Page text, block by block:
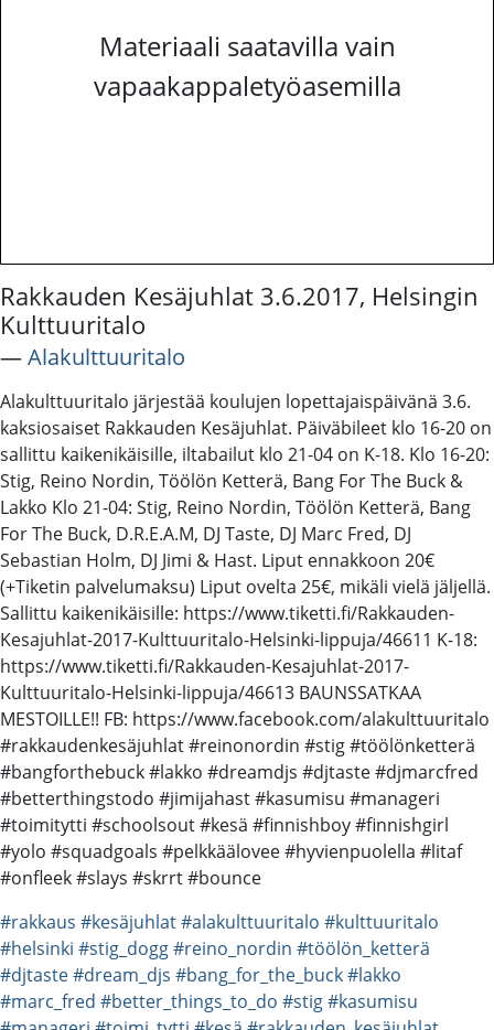
Materiaali saatavilla vain
vapaakappaletyöasemilla
Rakkauden Kesäjuhlat 3.6.2017, Helsingin
Kulttuuritalo
―Alakulttuuritalo
Alakulttuuritalo järjestää koulujen lopettajaispäivänä 3.6.
kaksiosaiset Rakkauden Kesäjuhlat. Päiväbileet klo 16-20 on
sallittu kaikenikäisille, iltabailut klo 21-04 on K-18. Klo 16-20:
Stig, Reino Nordin, Töölön Ketterä, Bang For The Buck &
Lakko Klo 21-04: Stig, Reino Nordin, Töölön Ketterä, Bang
For The Buck, D.R.E.A.M, DJ Taste, DJ Marc Fred, DJ
Sebastian Holm, DJ Jimi & Hast. Liput ennakkoon 20€
(+Tiketin palvelumaksu) Liput ovelta 25€, mikäli vielä jäljellä.
Sallittu kaikenikäisille: https://www.tiketti.fi/Rakkauden-
Kesajuhlat-2017-Kulttuuritalo-Helsinki-lippuja/46611 K-18:
https://www.tiketti.fi/Rakkauden-Kesajuhlat-2017-
Kulttuuritalo-Helsinki-lippuja/46613 BAUNSSATKAA
MESTOILLE!! FB: https://www.facebook.com/alakulttuuritalo
#rakkaudenkesäjuhlat #reinonordin #stig #töölönketterä
#bangforthebuck #lakko #dreamdjs #djtaste #djmarcfred
#betterthingstodo #jimijahast #kasumisu #manageri
#toimitytti #schoolsout #kesä #finnishboy #finnishgirl
#yolo #squadgoals #pelkkäälovee #hyvienpuolella #litaf
#onfleek #slays #skrrt #bounce
#rakkaus #kesäjuhlat#alakulttuuritalo #kulttuuritalo
#helsinki #stig_dogg#reino_nordin #töölön_ketterä
#djtaste#dream_djs #bang_for_the_buck#lakko
#marc_fred #better_things_to_do #stig#kasumisu